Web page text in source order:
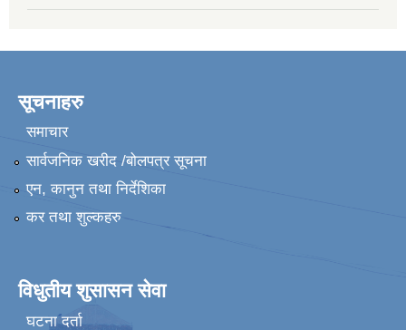
सूचनाहरु
समाचार
सार्वजनिक खरीद /बोलपत्र सूचना
एन, कानुन तथा निर्देशिका
कर तथा शुल्कहरु
विधुतीय शुसासन सेवा
घटना दर्ता